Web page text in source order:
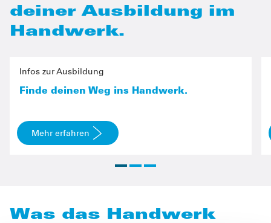
deiner Ausbildung im
Handwerk.
Infos zur Ausbildung
Finde deinen Weg ins Handwerk.
Mehr erfahren
Was das Handwerk